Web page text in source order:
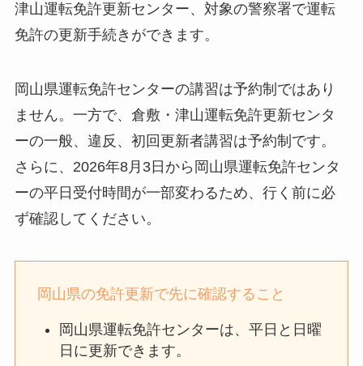
津山運転免許更新センター、対象の警察署で運転
免許の更新手続きができます。
岡山県運転免許センターの講習は予約制ではあり
ません。一方で、倉敷・津山運転免許更新センタ
ーの一般、違反、初回更新者講習は予約制です。
さらに、2026年8月3日から岡山県運転免許センタ
ーの平日受付時間が一部変わるため、行く前に必
ず確認してください。
岡山県の免許更新で先に確認すること
岡山県運転免許センターは、平日と日曜
日に更新できます。